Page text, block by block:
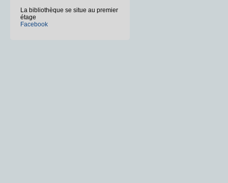
La bibliothèque se situe au premier
étage
Facebook